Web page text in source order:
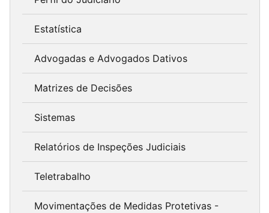
Estatística
Advogadas e Advogados Dativos
Matrizes de Decisões
Sistemas
Relatórios de Inspeções Judiciais
Teletrabalho
Movimentações de Medidas Protetivas -